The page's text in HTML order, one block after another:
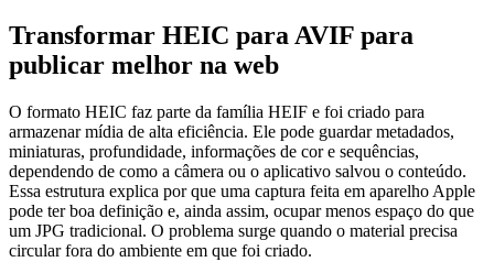
Transformar HEIC para AVIF para
publicar melhor na web
O formato HEIC faz parte da família HEIF e foi criado para
armazenar mídia de alta eficiência. Ele pode guardar metadados,
miniaturas, profundidade, informações de cor e sequências,
dependendo de como a câmera ou o aplicativo salvou o conteúdo.
Essa estrutura explica por que uma captura feita em aparelho Apple
pode ter boa definição e, ainda assim, ocupar menos espaço do que
um JPG tradicional. O problema surge quando o material precisa
circular fora do ambiente em que foi criado.